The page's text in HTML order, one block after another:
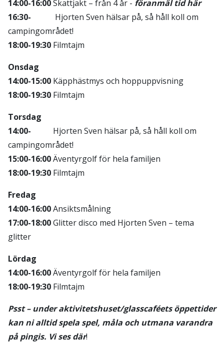
14:00-16:00Skattjakt – från 4 år - föranmäl tid här
16:30-
Hjorten Sven hälsar på, så håll koll om
campingområdet!
18:00-19:30 Filmtajm
Onsdag
14:00-15:00 Käpphästmys och hoppuppvisning
18:00-19:30 Filmtajm
Torsdag
14:00-
Hjorten Sven hälsar på, så håll koll om
campingområdet!
15:00-16:00Äventyrgolf för hela familjen
18:00-19:30 Filmtajm
Fredag
14:00-16:00Ansiktsmålning
17:00-18:00Glitter disco med Hjorten Sven – tema
glitter
Lördag
14:00-16:00Äventyrgolf för hela familjen
18:00-19:30 Filmtajm
Psst – under aktivitetshuset/glasscaféets öppettider
kan ni alltid spela spel, måla och utmana varandra
på pingis. Vi ses där!